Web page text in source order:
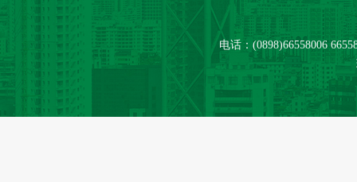
电话：(0898)66558006